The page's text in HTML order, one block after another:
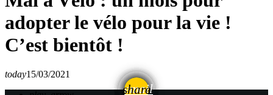
adopter le vélo pour la vie !
C’est bientôt !
today15/03/2021
share
email